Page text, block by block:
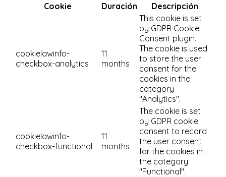
Cookie
Duración Descripción
cookielawinfo-
checkbox-analytics
11
months
This cookie is set
by GDPR Cookie
Consent plugin.
The cookie is used
to store the user
consent for the
cookies in the
category
"Analytics".
cookielawinfo-
checkbox-functional
11
months
The cookie is set
by GDPR cookie
consent to record
the user consent
for the cookies in
the category
"Functional".